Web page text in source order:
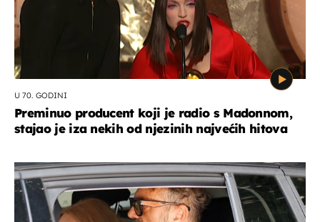
U 70. GODINI
Preminuo producent koji je radio s Madonnom,
stajao je iza nekih od njezinih najvećih hitova